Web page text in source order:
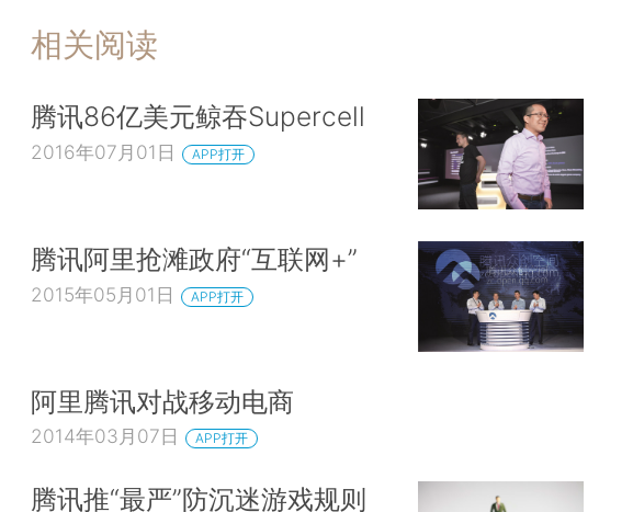
相关阅读
腾讯86亿美元鲸吞Supercell
2016年07月01日 APP打开
腾讯阿里抢滩政府“互联网+”
2015年05月01日 APP打开
阿里腾讯对战移动电商
2014年03月07日 APP打开
腾讯推“最严”防沉迷游戏规则